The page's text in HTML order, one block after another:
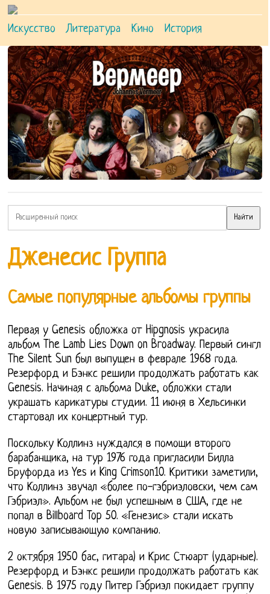
Искусство Литература Кино История
Дженесис Группа
Самые популярные альбомы группы
Первая у Genesis обложка от Hipgnosis украсила
альбом The Lamb Lies Down on Broadway. Первый сингл
The Silent Sun был выпущен в феврале 1968 года.
Резерфорд и Бэнкс решили продолжать работать как
Genesis. Начиная с альбома Duke, обложки стали
украшать карикатуры студии. 11 июня в Хельсинки
стартовал их концертный тур.
Поскольку Коллинз нуждался в помощи второго
барабанщика, на тур 1976 года пригласили Билла
Бруфорда из Yes и King Crimson10. Критики заметили,
что Коллинз звучал «более по-гэбриэловски, чем сам
Гэбриэл». Альбом не был успешным в США, где не
попал в Billboard Top 50. «Генезис» стали искать
новую записывающую компанию.
2 октября 1950 бас, гитара) и Крис Стюарт (ударные).
Резерфорд и Бэнкс решили продолжать работать как
Genesis. В 1975 году Питер Гэбриэл покидает группу